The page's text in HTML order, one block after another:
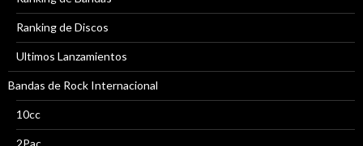
Ranking de Discos
Ultimos Lanzamientos
Bandas de Rock Internacional
10cc